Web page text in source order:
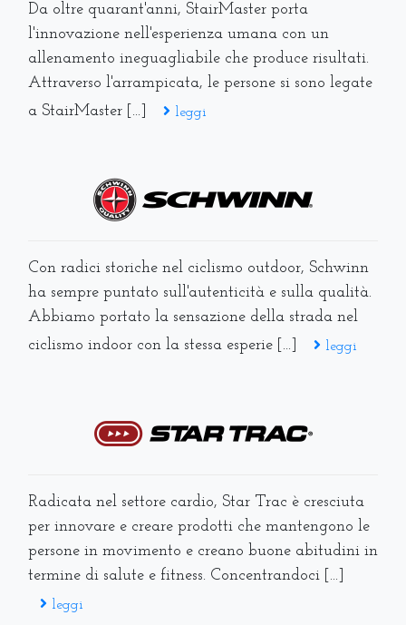
Da oltre quarant'anni, StairMaster porta
l'innovazione nell'esperienza umana con un
allenamento ineguagliabile che produce risultati.
Attraverso l'arrampicata, le persone si sono legate
a StairMaster [...]
leggi
Con radici storiche nel ciclismo outdoor, Schwinn
ha sempre puntato sull'autenticità e sulla qualità.
Abbiamo portato la sensazione della strada nel
ciclismo indoor con la stessa esperie [...]
leggi
Radicata nel settore cardio, Star Trac è cresciuta
per innovare e creare prodotti che mantengono le
persone in movimento e creano buone abitudini in
termine di salute e fitness. Concentrandoci [...]
leggi